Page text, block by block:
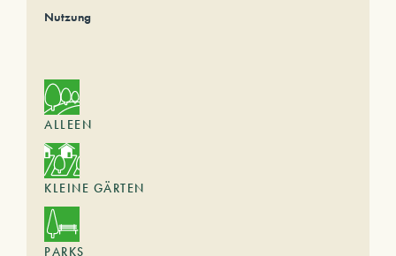
Nutzung
ALLEEN
KLEINE GÄRTEN
PARKS